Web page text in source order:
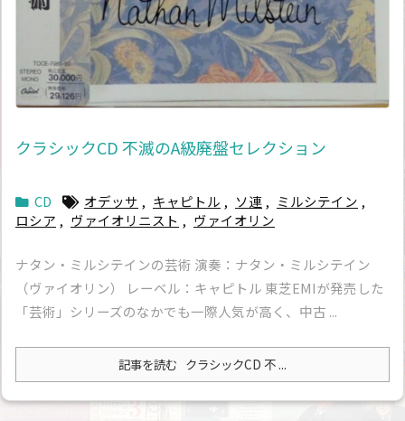
クラシックCD 不滅のA級廃盤セレクション
CD オデッサ , キャピトル , ソ連 , ミルシテイン ,
ロシア , ヴァイオリニスト , ヴァイオリン
ナタン・ミルシテインの芸術 演奏：ナタン・ミルシテイン
（ヴァイオリン） レーベル：キャピトル 東芝EMIが発売した
「芸術」シリーズのなかでも一際人気が高く、中古 ...
記事を読む クラシックCD 不 ...